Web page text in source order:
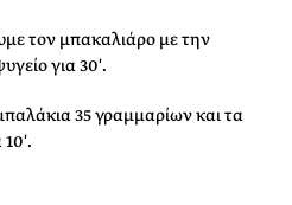
τον μπακαλιάρο με την
για 30′.
35 γραμμαρίων και τα